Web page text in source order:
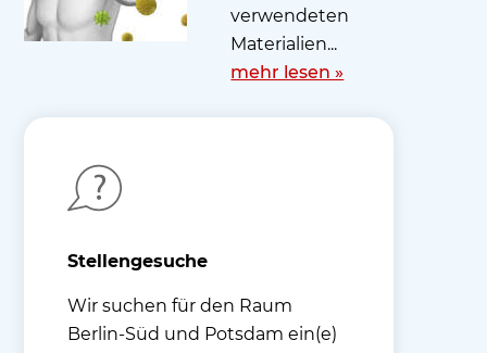
verwendeten
Materialien...
mehr lesen »
Stellengesuche
Wir suchen für den Raum
Berlin-Süd und Potsdam ein(e)